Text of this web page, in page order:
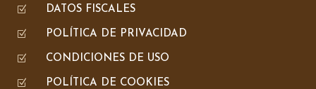
Z DATOS FISCALES
Z POLÍTICA DE PRIVACIDAD
Z CONDICIONES DE USO
Z POLÍTICA DE COOKIES